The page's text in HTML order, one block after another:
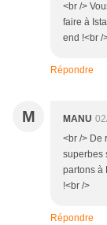
<br />
faire à
end !<br /
Répondre
M MANU
<br /> De
superbes
partons à
!<br />
Répondre